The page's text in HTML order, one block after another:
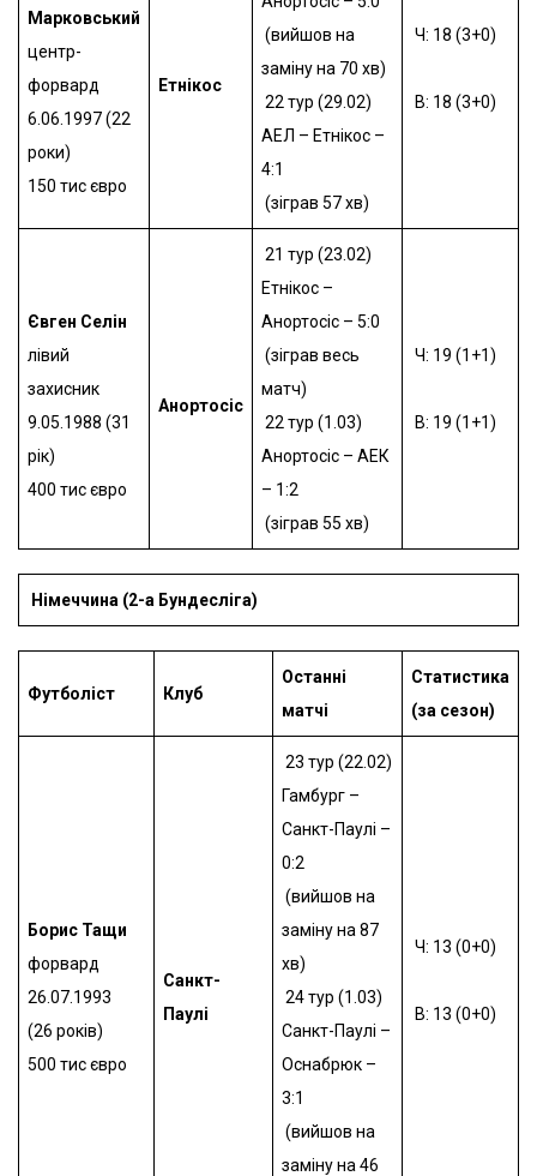
Марковський
центр-
форвард
6.06.1997 (22
роки)
150 тис євро
Етнікос
(вийшов на
заміну на 70 хв)
22 тур (29.02)
АЕЛ – Етнікос –
4:1
(зіграв 57 хв)
Ч: 18 (3+0)
В: 18 (3+0)
Євген Селін
лівий
захисник
9.05.1988 (31
рік)
400 тис євро
Анортосіс
21 тур (23.02)
Етнікос –
Анортосіс – 5:0
(зіграв весь
матч)
22 тур (1.03)
Анортосіс – АЕК
– 1:2
(зіграв 55 хв)
Ч: 19 (1+1)
В: 19 (1+1)
Німеччина (2-а Бундесліга)
Футболіст Клуб
Останні
матчі
Статистика
(за сезон)
Борис Тащи
форвард
26.07.1993
(26 років)
500 тис євро
Санкт-
Паулі
23 тур (22.02)
Гамбург –
Санкт-Паулі –
0:2
(вийшов на
заміну на 87
хв)
24 тур (1.03)
Санкт-Паулі –
Оснабрюк –
3:1
(вийшов на
заміну на 46
Ч: 13 (0+0)
В: 13 (0+0)